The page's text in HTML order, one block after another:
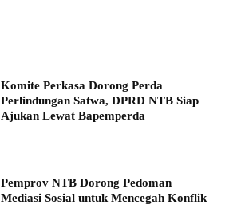
Komite Perkasa Dorong Perda
Perlindungan Satwa, DPRD NTB Siap
Ajukan Lewat Bapemperda
Pemprov NTB Dorong Pedoman
Mediasi Sosial untuk Mencegah Konflik